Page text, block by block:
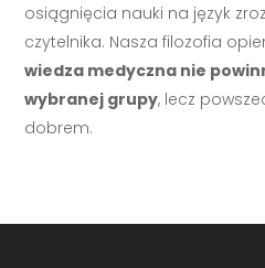
osiągnięcia nauki na język
czytelnika. Nasza filozofia
wiedza medyczna nie
wybranej grupy, lecz
dobrem.